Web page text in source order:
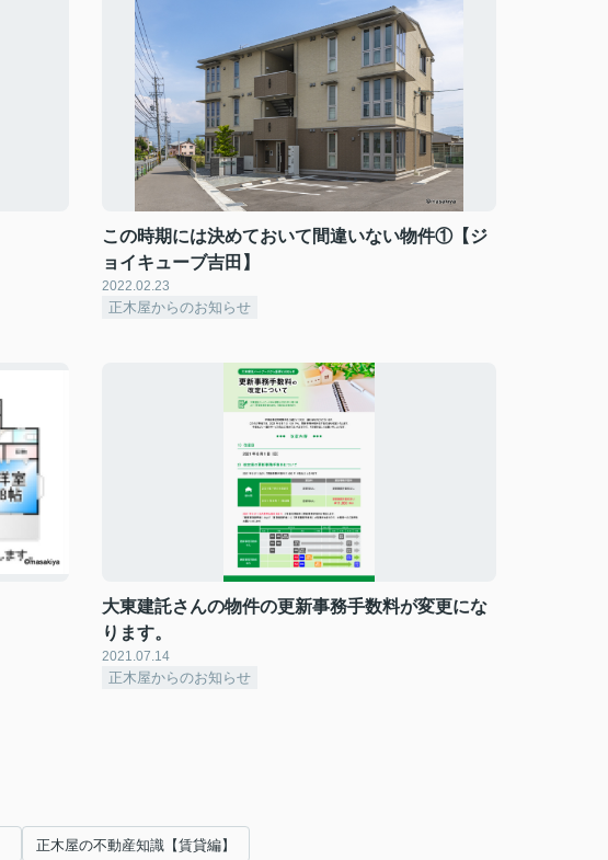
この時期には決めておいて間違いない物件①【ジ
ョイキューブ吉田】
2022.02.23
正木屋からのお知らせ
大東建託さんの物件の更新事務手数料が変更にな
ります。
2021.07.14
正木屋からのお知らせ
正木屋の不動産知識【賃貸編】